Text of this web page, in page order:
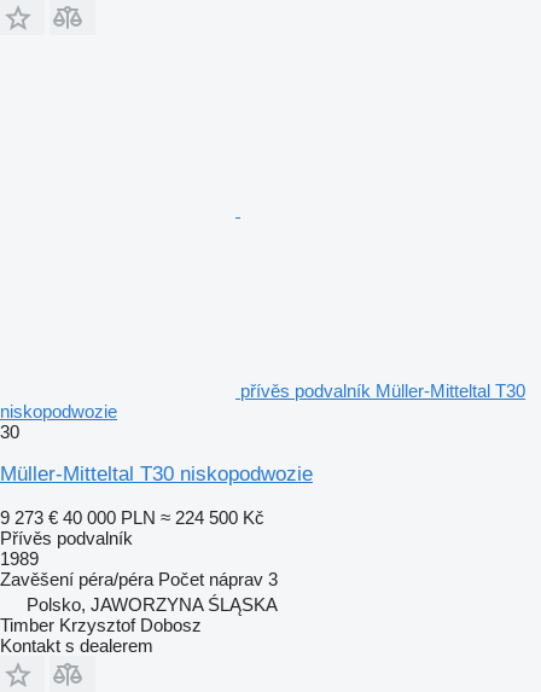
přívěs podvalník Müller-Mitteltal T30
niskopodwozie
30
Müller-Mitteltal T30 niskopodwozie
9 273 € 40 000 PLN ≈ 224 500 Kč
Přívěs podvalník
1989
Zavěšení péra/péra Počet náprav 3
Polsko, JAWORZYNA ŚLĄSKA
Timber Krzysztof Dobosz
Kontakt s dealerem